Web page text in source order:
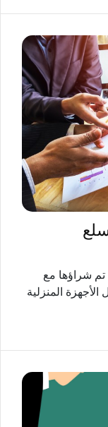
تم شراؤها مع
المنزلية